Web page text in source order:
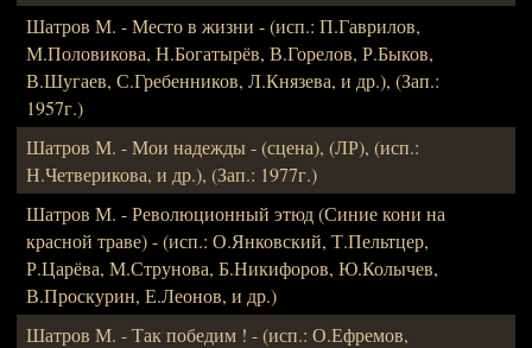
Шатров М. - Место в жизни - (исп.: П.Гаврилов,
М.Половикова, Н.Богатырёв, В.Горелов, Р.Быков,
В.Шугаев, С.Гребенников, Л.Князева, и др.), (Зап.:
1957г.)
Шатров М. - Мои надежды - (сцена), (ЛР), (исп.:
Н.Четверикова, и др.), (Зап.: 1977г.)
Шатров М. - Революционный этюд (Синие кони на
красной траве) - (исп.: О.Янковский, Т.Пельтцер,
Р.Царёва, М.Струнова, Б.Никифоров, Ю.Колычев,
В.Проскурин, Е.Леонов, и др.)
Шатров М. - Так победим ! - (исп.: О.Ефремов,